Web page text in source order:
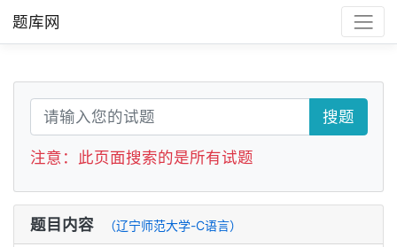
题库网
搜题
注意：此页面搜索的是所有试题
题目内容 （辽宁师范大学-C语言）